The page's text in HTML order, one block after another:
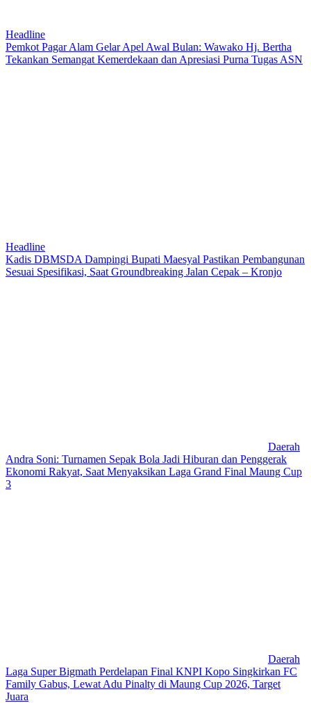
Headline
Pemkot Pagar Alam Gelar Apel Awal Bulan: Wawako Hj. Bertha
Tekankan Semangat Kemerdekaan dan Apresiasi Purna Tugas ASN
Headline
Kadis DBMSDA Dampingi Bupati Maesyal Pastikan Pembangunan
Sesuai Spesifikasi, Saat Groundbreaking Jalan Cepak – Kronjo
Daerah
Andra Soni: Turnamen Sepak Bola Jadi Hiburan dan Penggerak
Ekonomi Rakyat, Saat Menyaksikan Laga Grand Final Maung Cup
3
Daerah
Laga Super Bigmath Perdelapan Final KNPI Kopo Singkirkan FC
Family Gabus, Lewat Adu Pinalty di Maung Cup 2026, Target
Juara